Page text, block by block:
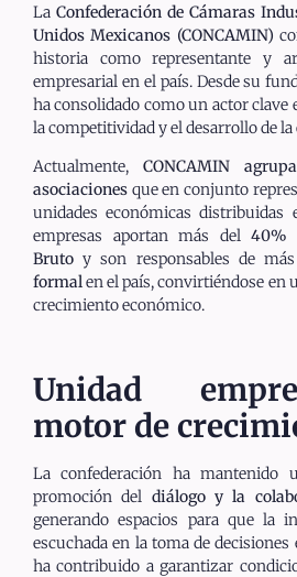
La Confederación de Cámaras
Unidos Mexicanos (CONCAMIN)
historia como representante y
empresarial en el país. Desde su
ha consolidado como un actor clave
la competitividad y el desarrollo de
Actualmente,CONCAMIN
asociaciones que en conjunto
unidades económicas distribuidas
empresas aportan más del40%
Bruto y son responsables de
formalen el país, convirtiéndose en
crecimiento económico.
Unidad
motor de
La confederación ha mantenido
promoción del diálogo y la
generando espacios para que la
escuchada en la toma de decisiones
ha contribuido a garantizar